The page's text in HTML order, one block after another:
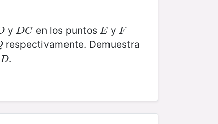
y DC
DC en los puntos E
E y F
F
respectivamente. Demuestra
D.